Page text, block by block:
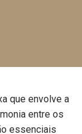
que envolve a
entre os
essenciais